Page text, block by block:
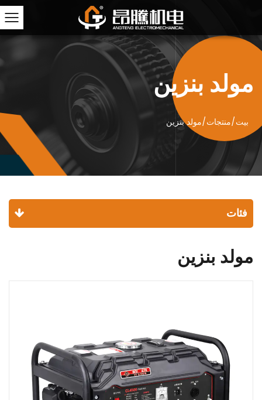
مولد بنزين
بيت/منتجات/مولد بنزين
فئات
مولد بنزين